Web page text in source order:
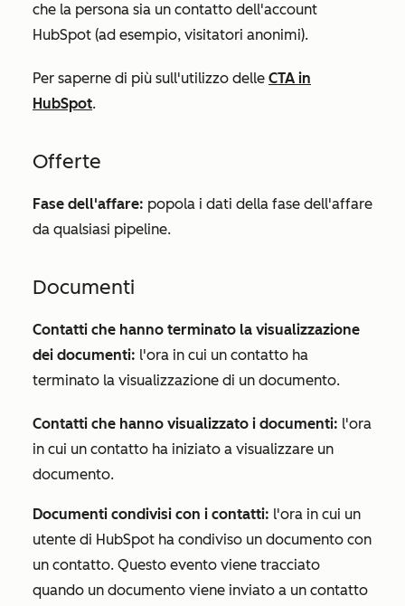
che la persona sia un contatto dell'account
HubSpot (ad esempio, visitatori anonimi).
Per saperne di più sull'utilizzo delle CTA in
HubSpot.
Offerte
Fase dell'affare: popola i dati della fase dell'affare
da qualsiasi pipeline.
Documenti
Contatti che hanno terminato la visualizzazione
dei documenti: l'ora in cui un contatto ha
terminato la visualizzazione di un documento.
Contatti che hanno visualizzato i documenti: l'ora
in cui un contatto ha iniziato a visualizzare un
documento.
Documenti condivisi con i contatti: l'ora in cui un
utente di HubSpot ha condiviso un documento con
un contatto. Questo evento viene tracciato
quando un documento viene inviato a un contatto